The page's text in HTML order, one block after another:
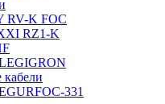
RV-K FOC
RZ1-K
331